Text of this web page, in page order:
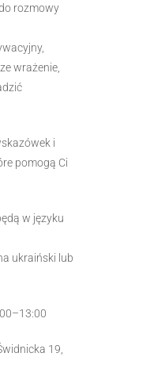
rozmowy
wrażenie,
i
pomogą Ci
w języku
ukraiński lub
19,